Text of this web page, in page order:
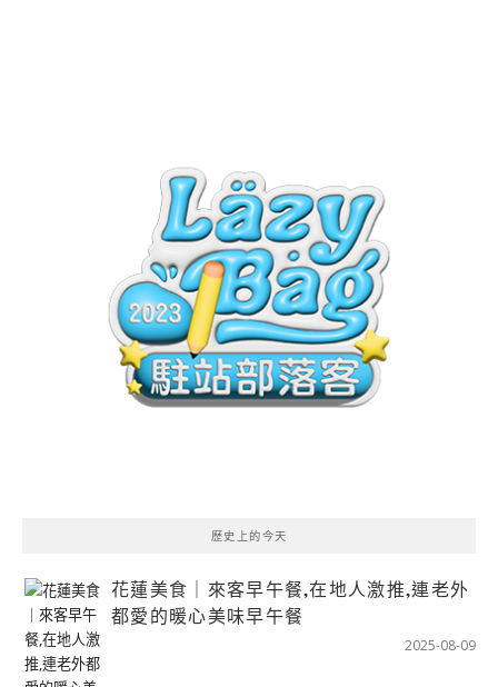
歷史上的今天
花蓮美食｜來客早午餐,在地人激推,連老外
都愛的暖心美味早午餐
2025-08-09